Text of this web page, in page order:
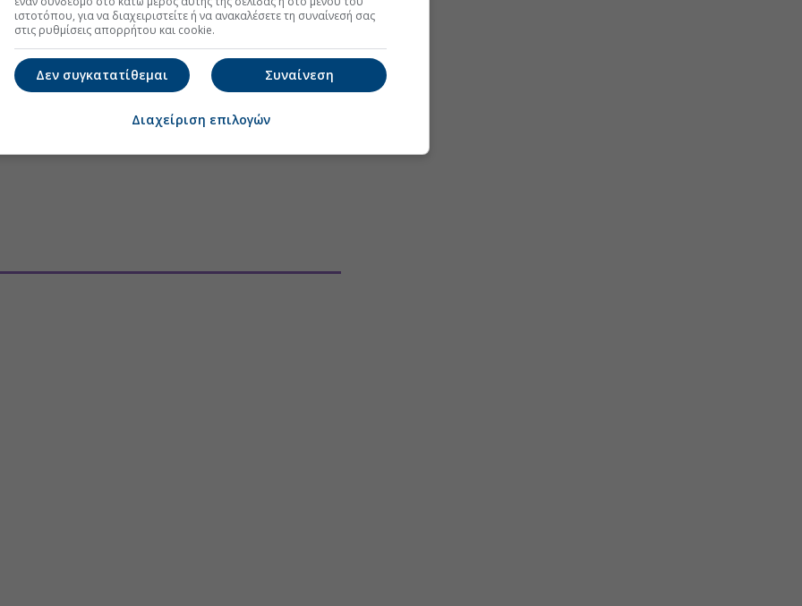
ιστοτόπου, για να διαχειριστείτε ή να ανακαλέσετε τη συναίνεσή σας
στις ρυθμίσεις απορρήτου και cookie.
Συναίνεση
Δεν συγκατατίθεμαι
Διαχείριση επιλογών